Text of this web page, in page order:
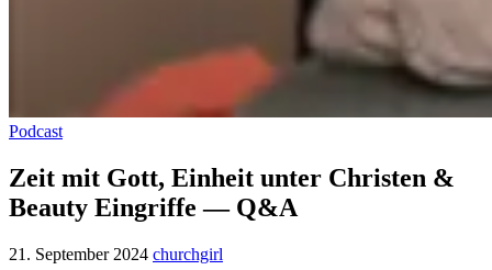
Podcast
Zeit mit Gott, Einheit unter Christen &
Beauty Eingriffe — Q&A
21. September 2024 churchgirl